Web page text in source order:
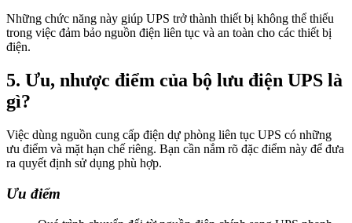
Những chức năng này giúp UPS trở thành thiết bị không thể thiếu
trong việc đảm bảo nguồn điện liên tục và an toàn cho các thiết bị
điện.
5. Ưu, nhược điểm của bộ lưu điện UPS là
gì?
Việc dùng nguồn cung cấp điện dự phòng liên tục UPS có những
ưu điểm và mặt hạn chế riêng. Bạn cần nắm rõ đặc điểm này để đưa
ra quyết định sử dụng phù hợp.
Ưu điểm